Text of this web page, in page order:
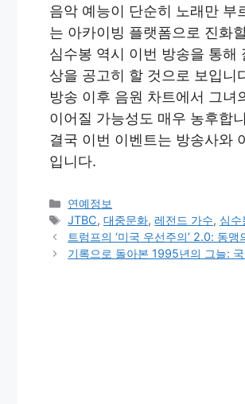
음악 예능이 단순히 노래만 부
는 아카이빙 플랫폼으로 진화
심수봉 역시 이번 방송을 통해
상을 공고히 할 것으로 보입니
방송 이후 음원 차트에서 그녀
이어질 가능성도 매우 농후합
결국 이번 이벤트는 방송사와
입니다.
Categories
연예정보
Tags
JTBC,대중문화,레전드 가수, 심수
트럼프의 ‘미국 우선주의’ 2.0: 동
기록으로 돌아본 1995년의 그늘: